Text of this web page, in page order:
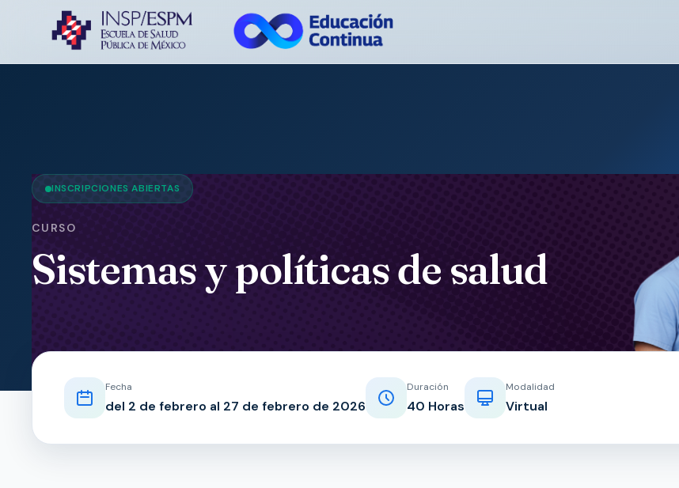
INSCRIPCIONES ABIERTAS
CURSO
Sistemas y políticas de salud
Fecha
del 2 de febrero al 27 de febrero de 2026
Duración
40 Horas
Modalidad
Virtual